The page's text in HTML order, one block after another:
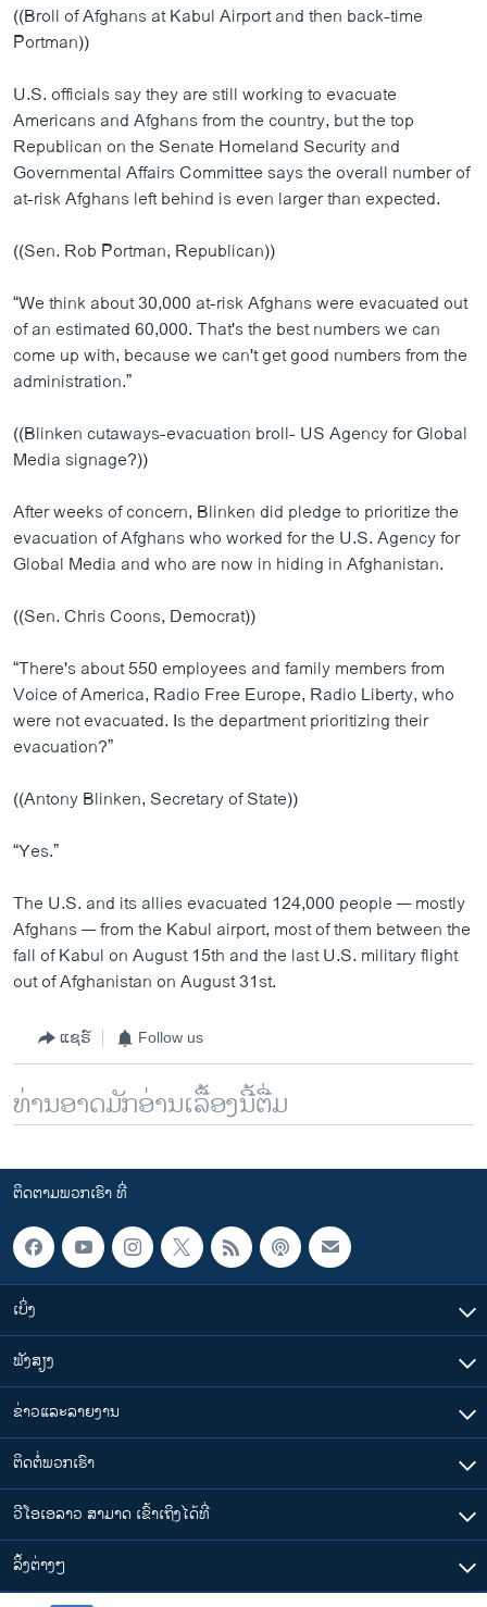
((Broll of Afghans at Kabul Airport and then back-time
Portman))
U.S. officials say they are still working to evacuate
Americans and Afghans from the country, but the top
Republican on the Senate Homeland Security and
Governmental Affairs Committee says the overall number of
at-risk Afghans left behind is even larger than expected.
((Sen. Rob Portman, Republican))
“We think about 30,000 at-risk Afghans were evacuated out
of an estimated 60,000. That's the best numbers we can
come up with, because we can't get good numbers from the
administration.”
((Blinken cutaways-evacuation broll- US Agency for Global
Media signage?))
After weeks of concern, Blinken did pledge to prioritize the
evacuation of Afghans who worked for the U.S. Agency for
Global Media and who are now in hiding in Afghanistan.
((Sen. Chris Coons, Democrat))
“There's about 550 employees and family members from
Voice of America, Radio Free Europe, Radio Liberty, who
were not evacuated. Is the department prioritizing their
evacuation?”
((Antony Blinken, Secretary of State))
“Yes.”
The U.S. and its allies evacuated 124,000 people — mostly
Afghans — from the Kabul airport, most of them between the
fall of Kabul on August 15th and the last U.S. military flight
out of Afghanistan on August 31st.
ແຊຣ໌ Follow us
ທ່ານອາດມັກອ່ານເລື້ອງນີ້ຕື່ມ
ຕິດຕາມພວກເຮົາ ທີ່
ເບິ່ງ
ຟັງສຽງ
ຂ່າວແລະລາຍງານ
ຕິດຕໍ່ພວກເຮົາ
ວີໂອເອລາວ ສາມາດ ເຂົ້າເຖິງໄດ້ທີ່
​ລິ້ງ​ຕ່າງໆ